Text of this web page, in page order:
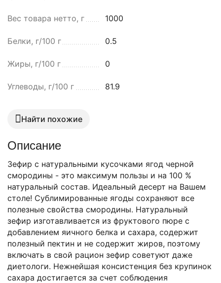
Вес товара нетто, г 1000
Белки, г/100 г 0.5
Жиры, г/100 г 0
Углеводы, г/100 г 81.9
Найти похожие
Описание
Зефир с натуральными кусочками ягод черной
смородины - это максимум пользы и на 100 %
натуральный состав. Идеальный десерт на Вашем
столе! Сублимированные ягоды сохраняют все
полезные свойства смородины. Натуральный
зефир изготавливается из фруктового пюре с
добавлением яичного белка и сахара, содержит
полезный пектин и не содержит жиров, поэтому
включать в свой рацион зефир советуют даже
диетологи. Нежнейшая консистенция без крупинок
сахара достигается за счет соблюдения